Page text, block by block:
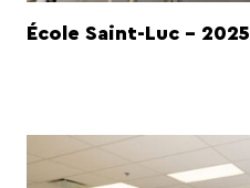
École Saint-Luc - 2025